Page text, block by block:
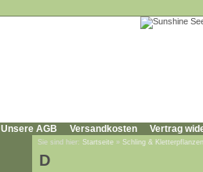
Unsere AGB Versandkosten Vertrag
Sie sind hier: Startseite » Schling & Kletterpflanzen
D